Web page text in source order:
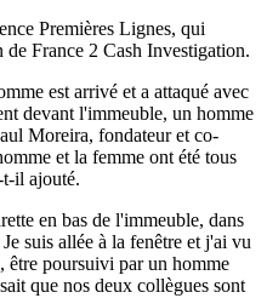
Premières Lignes, qui
France 2 Cash Investigation.
est arrivé et a attaqué avec
devant l'immeuble, un homme
Moreira, fondateur et co-
et la femme ont été tous
t-il ajouté.
en bas de l'immeuble, dans
suis allée à la fenêtre et j'ai vu
être poursuivi par un homme
que nos deux collègues sont